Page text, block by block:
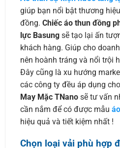
giúp bạn nổi bật thương
đồng. Chiếc áo thun đồng
lực Basungsẽ tạo lại ấn
khách hàng. Giúp cho
nên hoành tráng và nổi trội
Đây cũng là xu hướng
các công ty đều áp dụng
May Mặc TNanosẽ tư vấn
cần nắm để có được mẫu
hiệu quả và tiết kiệm nhất !
Chọn loại vải phù hợp